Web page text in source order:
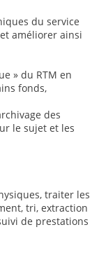
du service
améliorer ainsi
» du RTM en
fonds,
des
le sujet et les
traiter les
tri, extraction
de prestations